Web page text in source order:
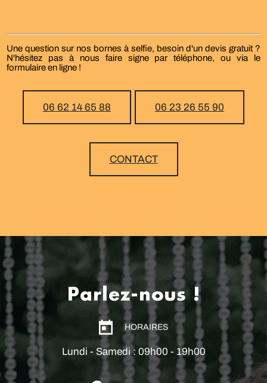
Une question sur nos bornes à selfie, besoin d'un devis gratuit ?
N'hésitez pas à nous faire signe par téléphone, ou via le
formulaire en ligne !
06 62 14 65 88 06 23 26 55 90
CONTACT
Parlez-nous !
HORAIRES
Lundi - Samedi : 09h00 - 19h00